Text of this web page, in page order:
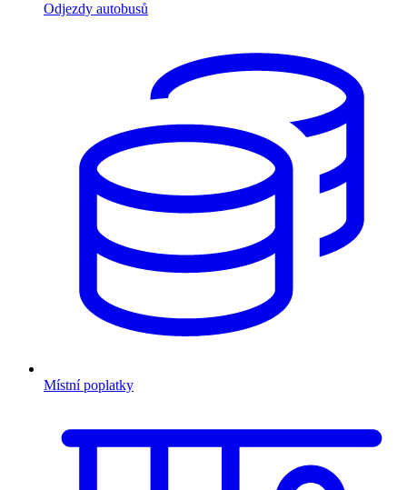
Odjezdy autobusů
Místní poplatky